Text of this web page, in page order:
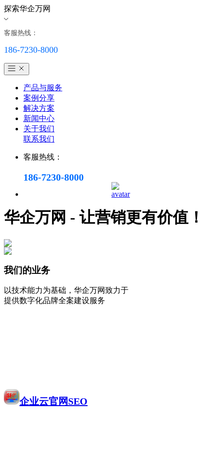
探索华企万网
客服热线：
186-7230-8000
产品与服务
案例分享
解决方案
新闻中心
关于我们
联系我们
客服热线：
186-7230-8000
华企万网 - 让营销更有价值！
我们的业务
以技术能力为基础，华企万网致力于
提供数字化品牌全案建设服务
企业云官网SEO